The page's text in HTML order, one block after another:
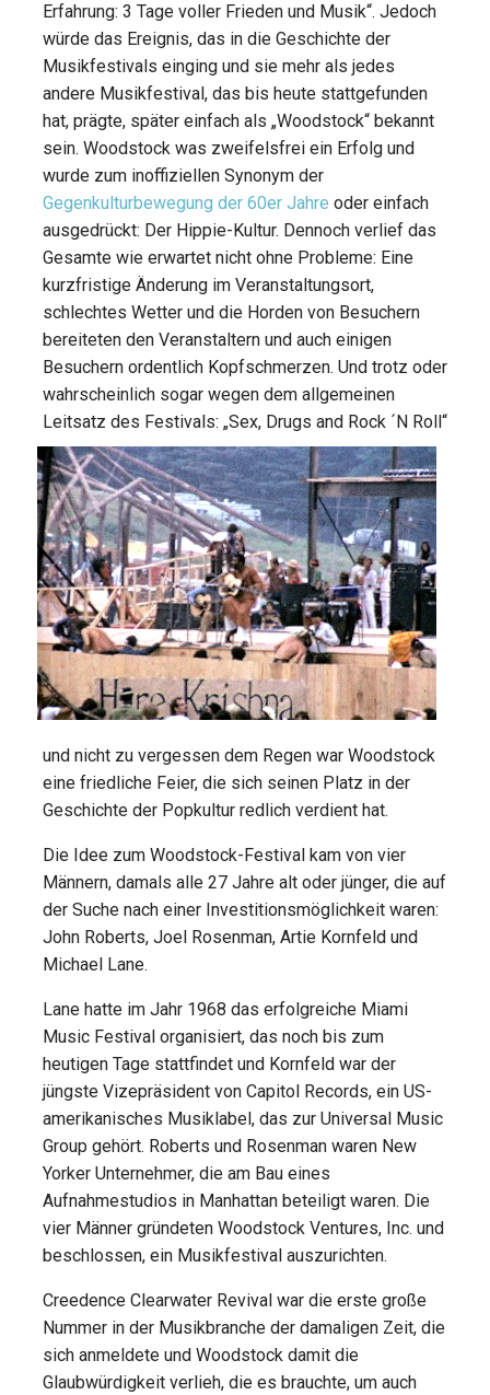
Erfahrung: 3 Tage voller Frieden und Musik“. Jedoch
würde das Ereignis, das in die Geschichte der
Musikfestivals einging und sie mehr als jedes
andere Musikfestival, das bis heute stattgefunden
hat, prägte, später einfach als „Woodstock“ bekannt
sein. Woodstock was zweifelsfrei ein Erfolg und
wurde zum inoffiziellen Synonym der
Gegenkulturbewegung der 60er Jahre oder einfach
ausgedrückt: Der Hippie-Kultur. Dennoch verlief das
Gesamte wie erwartet nicht ohne Probleme: Eine
kurzfristige Änderung im Veranstaltungsort,
schlechtes Wetter und die Horden von Besuchern
bereiteten den Veranstaltern und auch einigen
Besuchern ordentlich Kopfschmerzen. Und trotz oder
wahrscheinlich sogar wegen dem allgemeinen
Leitsatz des Festivals: „Sex, Drugs and Rock ´N Roll“
und nicht zu vergessen dem Regen war Woodstock
eine friedliche Feier, die sich seinen Platz in der
Geschichte der Popkultur redlich verdient hat.
Die Idee zum Woodstock-Festival kam von vier
Männern, damals alle 27 Jahre alt oder jünger, die auf
der Suche nach einer Investitionsmöglichkeit waren:
John Roberts, Joel Rosenman, Artie Kornfeld und
Michael Lane.
Lane hatte im Jahr 1968 das erfolgreiche Miami
Music Festival organisiert, das noch bis zum
heutigen Tage stattfindet und Kornfeld war der
jüngste Vizepräsident von Capitol Records, ein US-
amerikanisches Musiklabel, das zur Universal Music
Group gehört. Roberts und Rosenman waren New
Yorker Unternehmer, die am Bau eines
Aufnahmestudios in Manhattan beteiligt waren. Die
vier Männer gründeten Woodstock Ventures, Inc. und
beschlossen, ein Musikfestival auszurichten.
Creedence Clearwater Revival war die erste große
Nummer in der Musikbranche der damaligen Zeit, die
sich anmeldete und Woodstock damit die
Glaubwürdigkeit verlieh, die es brauchte, um auch